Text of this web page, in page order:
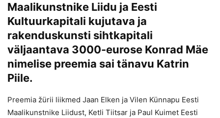
Maalikunstnike Liidu ja Eesti
Kultuurkapitali kujutava ja
rakenduskunsti sihtkapitali
väljaantava 3000-eurose Konrad Mäe
nimelise preemia sai tänavu Katrin
Piile.
Preemia žürii liikmed Jaan Elken ja Vilen Künnapu Eesti
Maalikunstnike Liidust, Ketli Tiitsar ja Paul Kuimet Eesti